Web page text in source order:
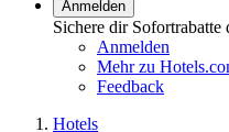
Anmelden
Sichere dir
Anmelden
Mehr zu
Feedback
Hotels